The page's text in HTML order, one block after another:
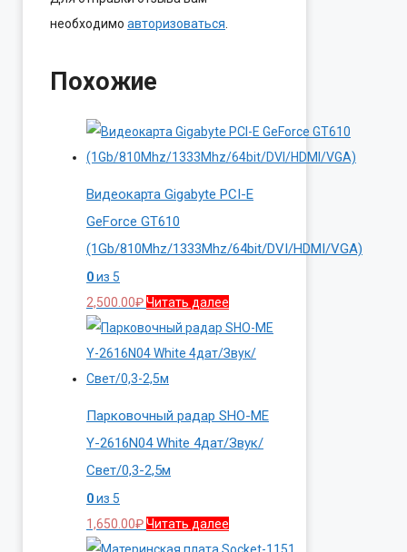
необходимо авторизоваться
Похожие
Видеокарта Gigabyte PCI-E
GeForce GT610
(1Gb/810Mhz/1333Mhz/64bit/DVI/HDMI/VGA)
0из 5
2,500.00₽Читать далее
Парковочный радар SHO-ME
Y-2616N04 White 4дат/Звук/
Свет/0,3-2,5м
0из 5
1,650.00₽Читать далее